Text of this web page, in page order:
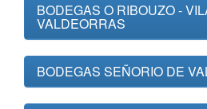
BODEGAS O RIBOUZO -
VALDEORRAS
BODEGAS SEÑORIO DE